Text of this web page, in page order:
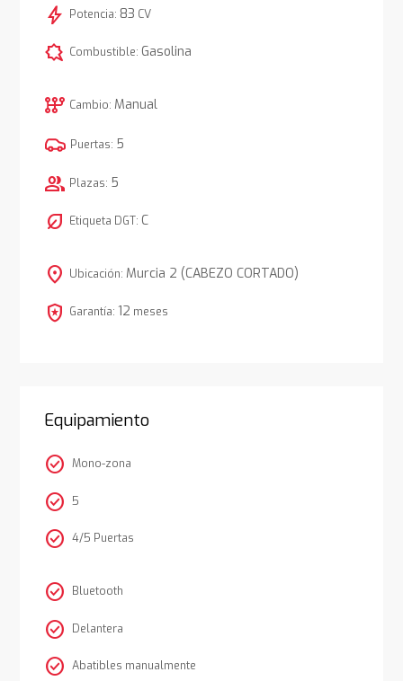
bolt Potencia: 83 CV
comic_bubble Combustible: Gasolina
auto_transmission Cambio: Manual
Puertas: 5
group Plazas: 5
nest_eco_leaf Etiqueta DGT: C
location_on Ubicación: Murcia 2 (CABEZO CORTADO)
local_police Garantía: 12 meses
Equipamiento
check_circle Mono-zona
check_circle 5
check_circle 4/5 Puertas
check_circle Bluetooth
check_circle Delantera
check_circle Abatibles manualmente